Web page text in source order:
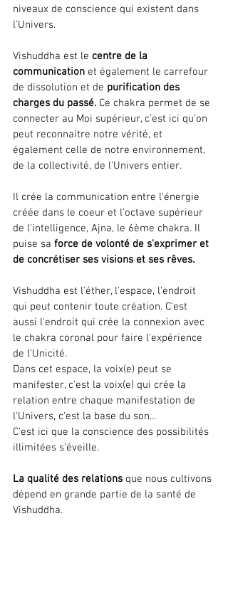
niveaux de conscience qui existent dans
l'Univers.
Vishuddha est le centre de la
communication et également le carrefour
de dissolution et de purification des
charges du passé. Ce chakra permet de se
connecter au Moi supérieur, c'est ici qu'on
peut reconnaitre notre vérité, et
également celle de notre environnement,
de la collectivité, de l'Univers entier.
Il crée la communication entre l'énergie
créée dans le coeur et l'octave supérieur
de l'intelligence, Ajna, le 6ème chakra. Il
puise sa force de volonté de s'exprimer et
de concrétiser ses visions et ses rêves.
Vishuddha est l'éther, l'espace, l'endroit
qui peut contenir toute création. C'est
aussi l'endroit qui crée la connexion avec
le chakra coronal pour faire l'expérience
de l'Unicité.
Dans cet espace, la voix(e) peut se
manifester, c'est la voix(e) qui crée la
relation entre chaque manifestation de
l'Univers, c'est la base du son...
C'est ici que la conscience des possibilités
illimitées s'éveille.
La qualité des relations que nous cultivons
dépend en grande partie de la santé de
Vishuddha.